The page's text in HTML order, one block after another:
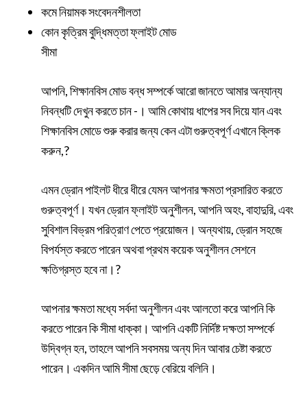
কমে নিয়ামক সংবেদনশীলতা
কোন কৃত্রিম বুদ্ধিমত্তা ফ্লাইট মোড
সীমা
আপনি, শিক্ষানবিস মোড বন্ধ সম্পর্কে আরো জানতে আমার অন্যান্য
নিবন্ধটি দেখুন করতে চান -। আমি কোথায় ধাপের সব দিয়ে যান এবং
শিক্ষানবিস মোডে শুরু করার জন্য কেন এটা গুরুত্বপূর্ণ এখানে ক্লিক
করুন,?
এমন ড্রোন পাইলট ধীরে ধীরে যেমন আপনার ক্ষমতা প্রসারিত করতে
গুরুত্বপূর্ণ। যখন ড্রোন ফ্লাইট অনুশীলন, আপনি অহং, বাহাদুরি, এবং
সুবিশাল বিভ্রম পরিত্রাণ পেতে প্রয়োজন। অন্যথায়, ড্রোন সহজে
বিপর্যস্ত করতে পারেন অথবা প্রথম কয়েক অনুশীলন সেশনে
ক্ষতিগ্রস্ত হবে না।?
আপনার ক্ষমতা মধ্যে সর্বদা অনুশীলন এবং আলতো করে আপনি কি
করতে পারেন কি সীমা ধাক্কা। আপনি একটি নির্দিষ্ট দক্ষতা সম্পর্কে
উদ্বিগ্ন হন, তাহলে আপনি সবসময় অন্য দিন আবার চেষ্টা করতে
পারেন। একদিন আমি সীমা ছেড়ে বেরিয়ে বলিনি।